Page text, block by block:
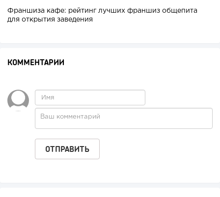
Франшиза кафе: рейтинг лучших франшиз общепита
для открытия заведения
КОММЕНТАРИИ